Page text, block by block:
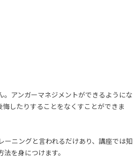
アンガーマネジメントができるようにな
したりすることをなくすことができま
ーニングと言われるだけあり、講座では知
を身につけます。